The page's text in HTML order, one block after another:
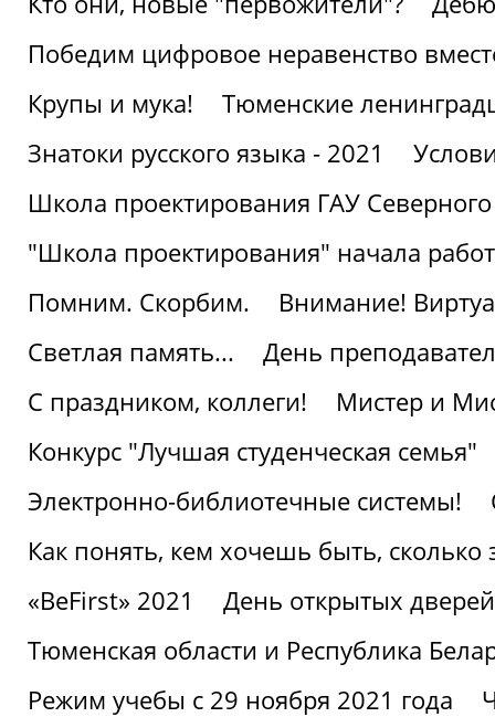
Победим цифровое неравенство
Крупы и мука!
Тюменские
Знатоки русского языка - 2021
Школа проектирования ГАУ
"Школа проектирования" начала
Помним. Скорбим.
Внимание!
Светлая память...
День
С праздником, коллеги!
Мистер и
Конкурс "Лучшая студенческая семья"
Электронно-библиотечные системы!
Как понять, кем хочешь быть, сколько
«BeFirst» 2021
День открытых
Тюменская области и Республика
Режим учебы с 29 ноября 2021 года